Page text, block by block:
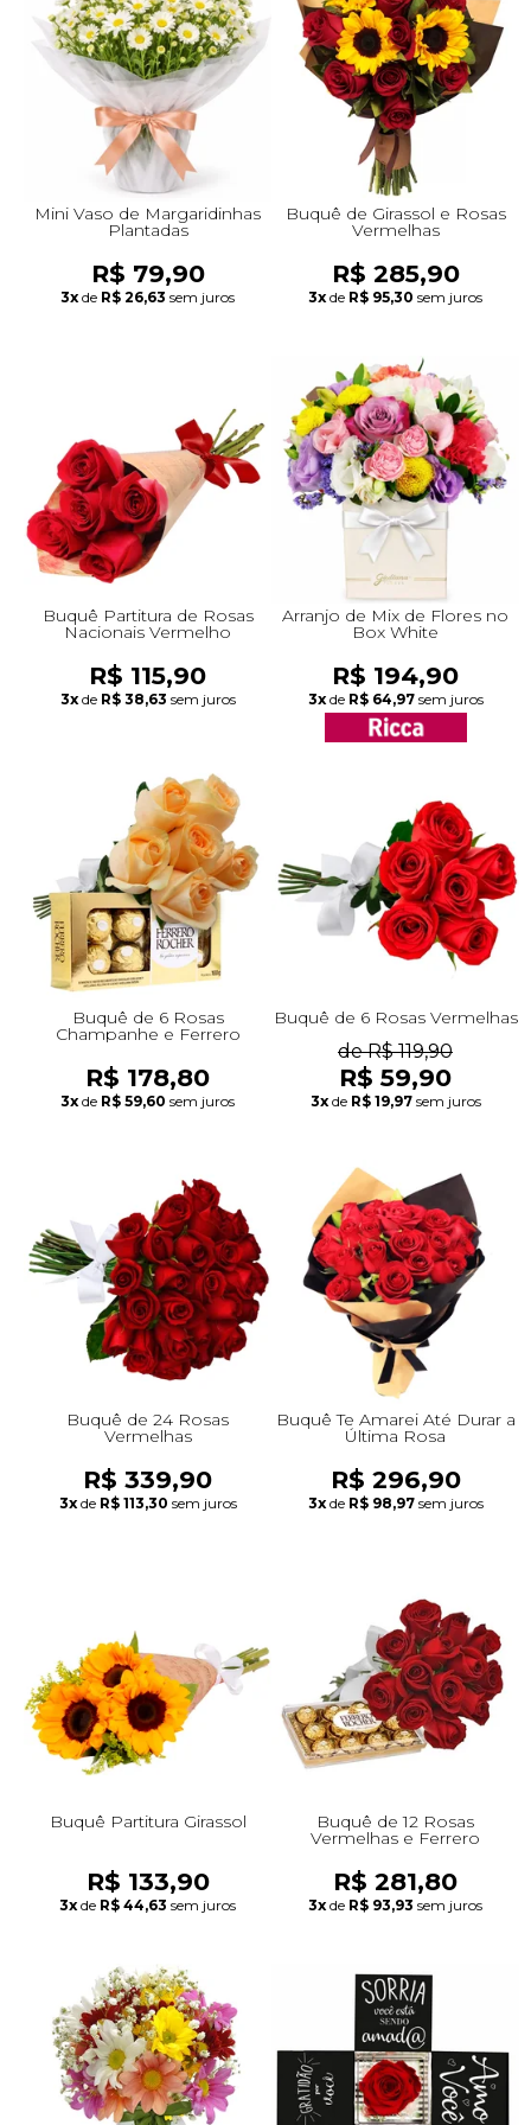
+Presentes com Flores
+Presentes por Ocasião
+Presentes para Família
+Presentes para Todos
+Tipo de Cesta
+Tipos de Buquês
+Tipos de Arranjos
+Tipos de Flores
+Por Cores
+Cidades do Sul
+Cidades do Sudeste
+Cidades do Norte
+Cidades do Nordeste
Mini Vaso de Margaridinhas
Plantadas
R$ 79,90
3x de R$ 26,63 sem juros
Buquê de Girassol e Rosas
Vermelhas
R$ 285,90
3x de R$ 95,30 sem juros
Buquê Partitura de Rosas
Nacionais Vermelho
R$ 115,90
3x de R$ 38,63 sem juros
Arranjo de Mix de Flores no
Box White
R$ 194,90
3x de R$ 64,97 sem juros
Buquê de 6 Rosas
Champanhe e Ferrero
R$ 178,80
3x de R$ 59,60 sem juros
Buquê de 6 Rosas Vermelhas
de R$ 119,90
R$ 59,90
3x de R$ 19,97 sem juros
Buquê de 24 Rosas
Vermelhas
R$ 339,90
3x de R$ 113,30 sem juros
Buquê Te Amarei Até Durar a
Última Rosa
R$ 296,90
3x de R$ 98,97 sem juros
Buquê Partitura Girassol
R$ 133,90
3x de R$ 44,63 sem juros
Buquê de 12 Rosas
Vermelhas e Ferrero
R$ 281,80
3x de R$ 93,93 sem juros